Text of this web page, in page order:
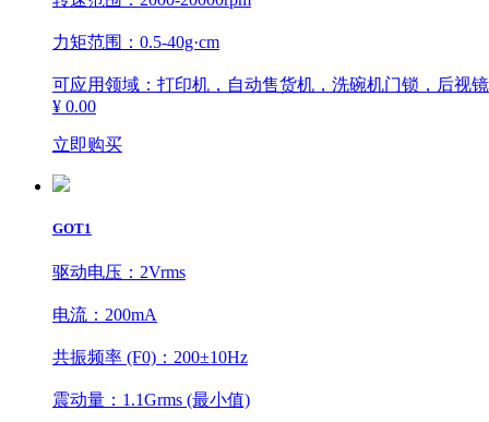
力矩范围：0.5-40g·cm
可应用领域：打印机，自动售货机，洗碗机门锁，后视
¥ 0.00
立即购买
GOT1
驱动电压：2Vrms
电流：200mA
共振频率 (F0)：200±10Hz
震动量：1.1Grms (最小值)